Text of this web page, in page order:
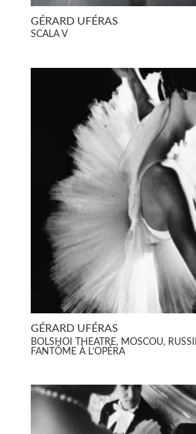
GÉRARD UFÉRAS
SCALA V
GÉRARD UFÉRAS
BOLSHOI THEATRE, MOSCOU,
FANTÔME À L’OPÉRA